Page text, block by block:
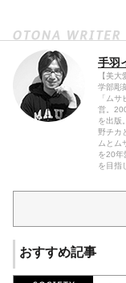
手羽
【美
学部彫
「ム
営。
を出版
野チカ
ムとム
を20年
を目指
おすすめ記事